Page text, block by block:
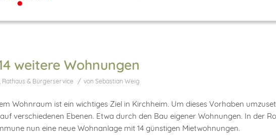
weitere Wohnungen
, Rathaus & Bürgerservice / von Sebastian Weig
Wohnraum ist ein wichtiges Ziel in Kirchheim. Um dieses Vorhaben
verschiedenen Ebenen. Etwa durch den Bau eigener Wohnungen. In der
nun eine neue Wohnanlage mit 14 günstigen Mietwohnungen.